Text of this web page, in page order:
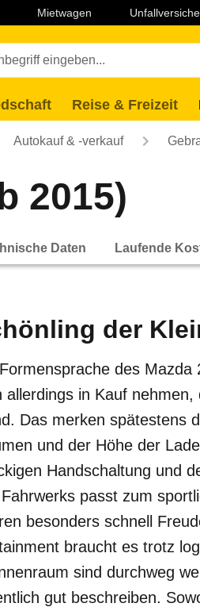
Mietwagen
Reise & Freizeit
Autokauf & -verkauf
2015)
Daten Laufende
der
des
allerdings in Kauf
Das merken spätestens
und der Höhe der
Handschaltung und
passt zum
besonders schnell
braucht es trotz
sind durchweg
gut beschreiben.